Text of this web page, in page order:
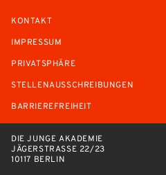
KONTAKT
IMPRESSUM
PRIVATSPHÄRE
STELLENAUSSCHREIBUNGEN
BARRIEREFREIHEIT
DIE JUNGE AKADEMIE
JÄGERSTRASSE 22/23
10117 BERLIN